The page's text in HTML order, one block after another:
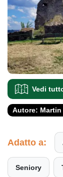
Vedi
Autore:
Adatto a:
Seniory